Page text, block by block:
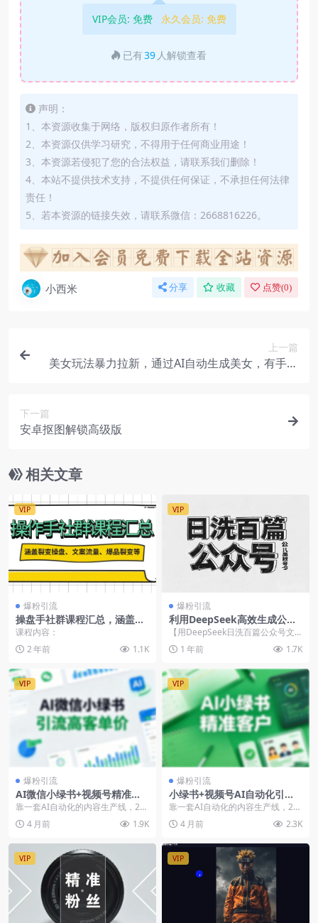
VIP会员: 免费 永久会员: 免费
已有39 人解锁查看
声明：
1、本资源收集于网络，版权归原作者所有！
2、本资源仅供学习研究，不得用于任何商业用途！
3、本资源若侵犯了您的合法权益，请联系我们删除！
4、本站不提供技术支持，不提供任何保证，不承担任何法律
责任！
5、若本资源的链接失效，请联系微信：2668816226。
小西米 分享 收藏 点赞(0)
上一篇
美女玩法暴力拉新，通过AI自动生成美女，有手就
下一篇
安卓抠图解锁高级版
相关文章
VIP
爆粉引流
操盘手社群课程汇总，涵盖裂
变操盘、文案流量、爆品裂变
等多方面内容
课程内容：
2 年前
1.1K
VIP
爆粉引流
利用DeepSeek高效生成公众
号文章，轻松吸引300+创业粉
【用DeepSeek日洗百篇公众号文
章】轻松日引300+创业粉，卖项目
月入10w...
1 年前 1.7K
VIP
爆粉引流
AI微信小绿书+视频号精准引
流高客单粉，引流技巧+变现
方式（飞书文档教程）
靠一套AI自动化的内容生产线，2个
月在小绿书+视频号引流1112个精
准高客单粉，...
4 月前 1.9K
VIP
爆粉引流
小绿书+视频号AI自动化引
流：2个月获1112个高客单粉
签单5.9w（飞书文档教程）
靠一套AI自动化的内容生产线，2个
月在小绿书+视频号引流1112个精
准高客单粉，...
4 月前 2.3K
VIP VIP